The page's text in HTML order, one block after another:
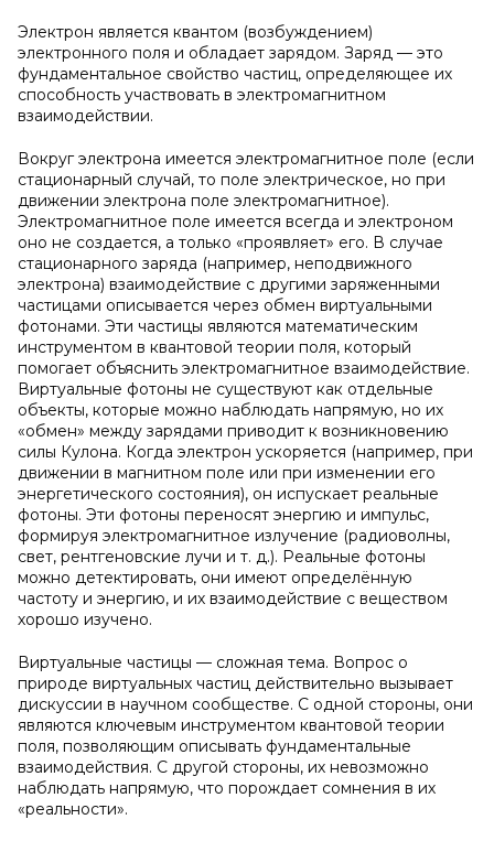
Электрон является квантом (возбуждением)
электронного поля и обладает зарядом. Заряд — это
фундаментальное свойство частиц, определяющее их
способность участвовать в электромагнитном
взаимодействии.
Вокруг электрона имеется электромагнитное поле (если
стационарный случай, то поле электрическое, но при
движении электрона поле электромагнитное).
Электромагнитное поле имеется всегда и электроном
оно не создается, а только «проявляет» его. В случае
стационарного заряда (например, неподвижного
электрона) взаимодействие с другими заряженными
частицами описывается через обмен виртуальными
фотонами. Эти частицы являются математическим
инструментом в квантовой теории поля, который
помогает объяснить электромагнитное взаимодействие.
Виртуальные фотоны не существуют как отдельные
объекты, которые можно наблюдать напрямую, но их
«обмен» между зарядами приводит к возникновению
силы Кулона. Когда электрон ускоряется (например, при
движении в магнитном поле или при изменении его
энергетического состояния), он испускает реальные
фотоны. Эти фотоны переносят энергию и импульс,
формируя электромагнитное излучение (радиоволны,
свет, рентгеновские лучи и т. д.). Реальные фотоны
можно детектировать, они имеют определённую
частоту и энергию, и их взаимодействие с веществом
хорошо изучено.
Виртуальные частицы — сложная тема. Вопрос о
природе виртуальных частиц действительно вызывает
дискуссии в научном сообществе. С одной стороны, они
являются ключевым инструментом квантовой теории
поля, позволяющим описывать фундаментальные
взаимодействия. С другой стороны, их невозможно
наблюдать напрямую, что порождает сомнения в их
«реальности».